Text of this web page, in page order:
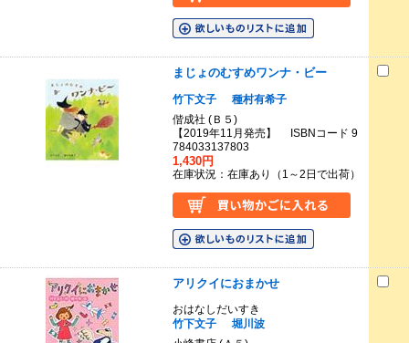
まじょのむすめワンナ・ビー
竹下文子
種村有希子
偕成社 (Ｂ５)
【2019年11月発売】 ISBNコード 9
784033137803
1,430円
在庫状況：在庫あり（1～2日で出荷）
アリクイにおまかせ
おはなしだいすき
竹下文子
堀川波